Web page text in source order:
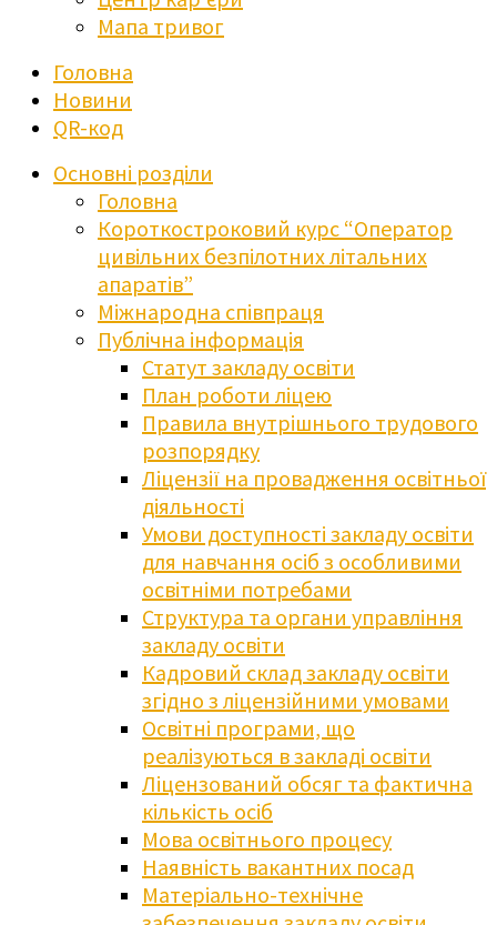
Мапа тривог
Головна
Новини
QR-код
Основні розділи
Головна
Короткостроковий курс “Оператор
цивільних безпілотних літальних
апаратів”
Міжнародна співпраця
Публічна інформація
Статут закладу освіти
План роботи ліцею
Правила внутрішнього трудового
розпорядку
Ліцензії на провадження освітньої
діяльності
Умови доступності закладу освіти
для навчання осіб з особливими
освітніми потребами
Структура та органи управління
закладу освіти
Кадровий склад закладу освіти
згідно з ліцензійними умовами
Освітні програми, що
реалізуються в закладі освіти
Ліцензований обсяг та фактична
кількість осіб
Мова освітнього процесу
Наявність вакантних посад
Матеріально-технічне